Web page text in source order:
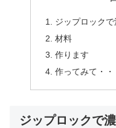
ジップロック
材料
作ります
作ってみて・・
ジップロックで